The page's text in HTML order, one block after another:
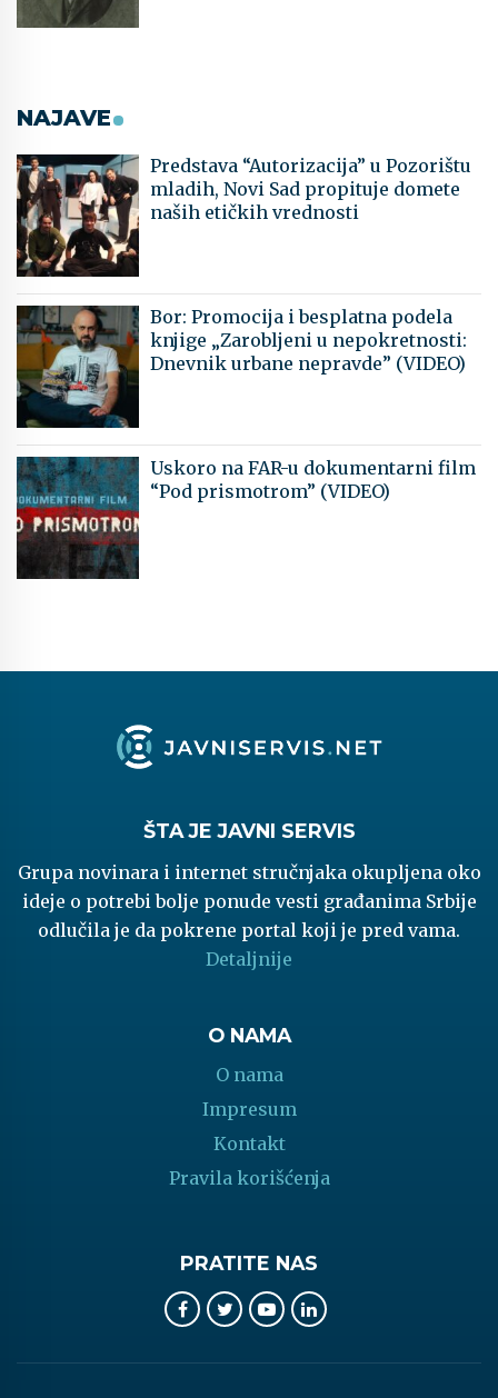
NAJAVE
Predstava “Autorizacija” u Pozorištu
mladih, Novi Sad propituje domete
naših etičkih vrednosti
Bor: Promocija i besplatna podela
knjige „Zarobljeni u nepokretnosti:
Dnevnik urbane nepravde” (VIDEO)
Uskoro na FAR-u dokumentarni film
“Pod prismotrom” (VIDEO)
ŠTA JE JAVNI SERVIS
Grupa novinara i internet stručnjaka okupljena oko
ideje o potrebi bolje ponude vesti građanima Srbije
odlučila je da pokrene portal koji je pred vama.
Detaljnije
O NAMA
O nama
Impresum
Kontakt
Pravila korišćenja
PRATITE NAS